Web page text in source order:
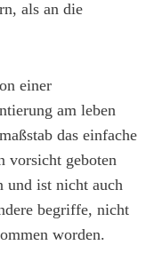
als an die
einer
am leben
das einfache
vorsicht geboten
und ist nicht auch
begriffe, nicht
worden.